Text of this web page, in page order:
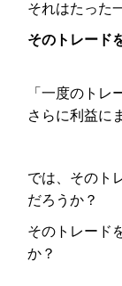
それはたった
そのトレード
「一度のトレ
さらに利益に
では、そのト
だろうか？
そのトレード
か？